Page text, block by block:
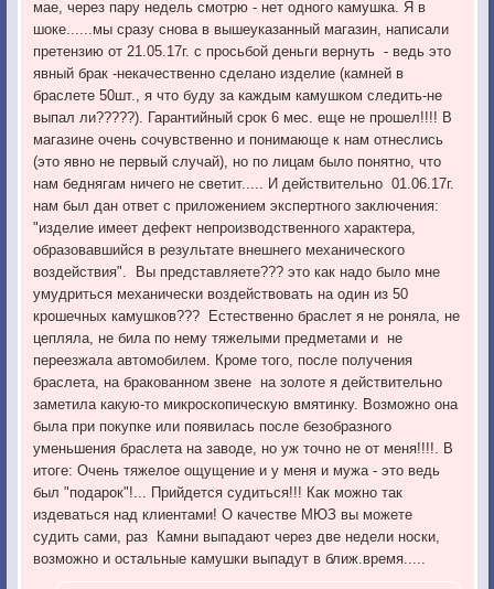
мае, через пару недель смотрю - нет одного камушка. Я в
шоке......мы сразу снова в вышеуказанный магазин, написали
претензию от 21.05.17г. с просьбой деньги вернуть - ведь это
явный брак -некачественно сделано изделие (камней в
браслете 50шт., я что буду за каждым камушком следить-не
выпал ли?????). Гарантийный срок 6 мес. еще не прошел!!!! В
магазине очень сочувственно и понимающе к нам отнеслись
(это явно не первый случай), но по лицам было понятно, что
нам беднягам ничего не светит..... И действительно 01.06.17г.
нам был дан ответ с приложением экспертного заключения:
"изделие имеет дефект непроизводственного характера,
образовавшийся в результате внешнего механического
воздействия". Вы представляете??? это как надо было мне
умудриться механически воздействовать на один из 50
крошечных камушков??? Естественно браслет я не роняла, не
цепляла, не била по нему тяжелыми предметами и не
переезжала автомобилем. Кроме того, после получения
браслета, на бракованном звене на золоте я действительно
заметила какую-то микроскопическую вмятинку. Возможно она
была при покупке или появилась после безобразного
уменьшения браслета на заводе, но уж точно не от меня!!!!. В
итоге: Очень тяжелое ощущение и у меня и мужа - это ведь
был "подарок"!... Прийдется судиться!!! Как можно так
издеваться над клиентами! О качестве МЮЗ вы можете
судить сами, раз Камни выпадают через две недели носки,
возможно и остальные камушки выпадут в ближ.время.....